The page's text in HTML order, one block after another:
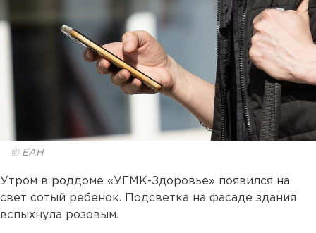
© ЕАН
Утром в роддоме «УГМК-Здоровье» появился на
свет сотый ребенок. Подсветка на фасаде здания
вспыхнула розовым.